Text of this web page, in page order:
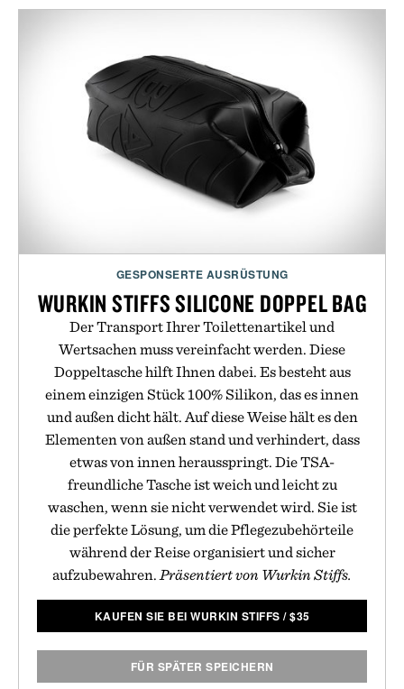
GESPONSERTE AUSRÜSTUNG
WURKIN STIFFS SILICONE DOPPEL BAG
Der Transport Ihrer Toilettenartikel und
Wertsachen muss vereinfacht werden. Diese
Doppeltasche hilft Ihnen dabei. Es besteht aus
einem einzigen Stück 100% Silikon, das es innen
und außen dicht hält. Auf diese Weise hält es den
Elementen von außen stand und verhindert, dass
etwas von innen herausspringt. Die TSA-
freundliche Tasche ist weich und leicht zu
waschen, wenn sie nicht verwendet wird. Sie ist
die perfekte Lösung, um die Pflegezubehörteile
während der Reise organisiert und sicher
aufzubewahren.Präsentiert von Wurkin Stiffs.
KAUFEN SIE BEI WURKIN STIFFS /$35
FÜR SPÄTER SPEICHERN